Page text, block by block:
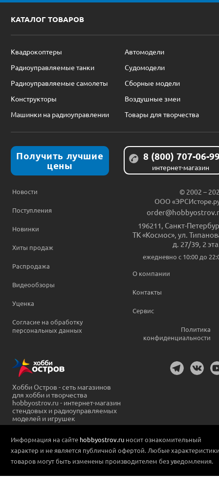
КАТАЛОГ ТОВАРОВ
Квадрокоптеры
Автомодели
Радиоуправляемые танки
Судомодели
Радиоуправляемые самолеты
Сборные модели
Конструкторы
Воздушные змеи
Машинки на радиоуправлении
Товары для творчества
Получить лучшие
цены
8 (800) 707-06-
интернет-магазин
Новости
Поступления
Новинки
Хиты продаж
Распродажа
Видеообзоры
Уценка
Согласие на обработку
персональных данных
© 2002 –
ООО
196211 Санкт-
ТК «Космос», ул.
д. 27/39, 2
ежедневно c 10:00 до
О компании
Контакты
Сервис
Политика
конфиденциальности
Хобби Остров - сеть магазинов
для хобби и творчества
hobbyostrov.ru - интернет-магазин
стендовых и радиоуправляемых
моделей и игрушек
Информация на сайте hobbyostrov.ru носит ознакомительный
характер и не является публичной офертой. Любые
товаров могут быть изменены производителем без уведомления.